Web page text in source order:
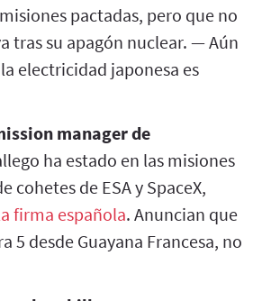
pactadas, pero que no
tras su apagón nuclear. — Aún
electricidad japonesa es
manager de
ha estado en las misiones
cohetes de ESA y SpaceX,
firma española. Anuncian que
5 desde Guayana Francesa, no